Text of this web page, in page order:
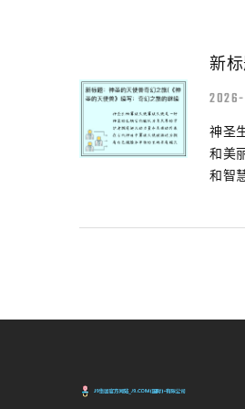
新
神圣
和美
和智